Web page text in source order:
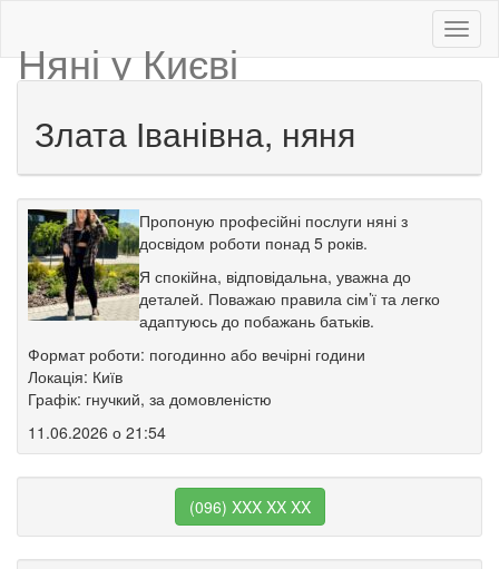
Няні у Києві
Злата Іванівна, няня
Пропоную професійні послуги няні з
досвідом роботи понад 5 років.
Я спокійна, відповідальна, уважна до
деталей. Поважаю правила сім’ї та легко
адаптуюсь до побажань батьків.
Формат роботи: погодинно або вечірні години
Локація: Київ
Графік: гнучкий, за домовленістю
11.06.2026 о 21:54
(096) XXX XX XX